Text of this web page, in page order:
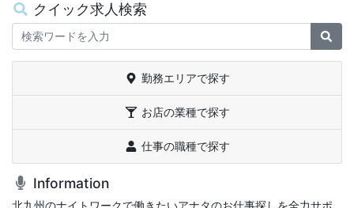
クイック求人検索
Keywords
勤務エリアで探す
お店の業種で探す
仕事の職種で探す
Information
北九州のナイトワークで働きたいアナタのお仕事探しを全力サポ